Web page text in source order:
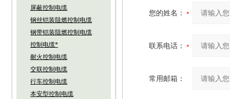
屏蔽控制电缆
钢丝铠装阻燃控制电缆
钢带铠装阻燃控制电缆
控制电缆*
耐火控制电缆
交联控制电缆
行车控制电缆
本安型控制电缆
您的姓名：
联系电话：
常用邮箱：